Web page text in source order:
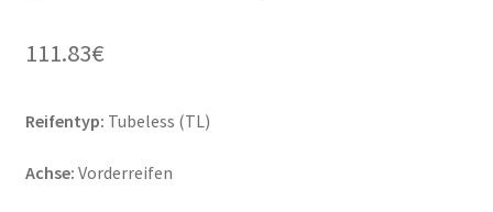
111.83€
Reifentyp: Tubeless (TL)
Achse: Vorderreifen